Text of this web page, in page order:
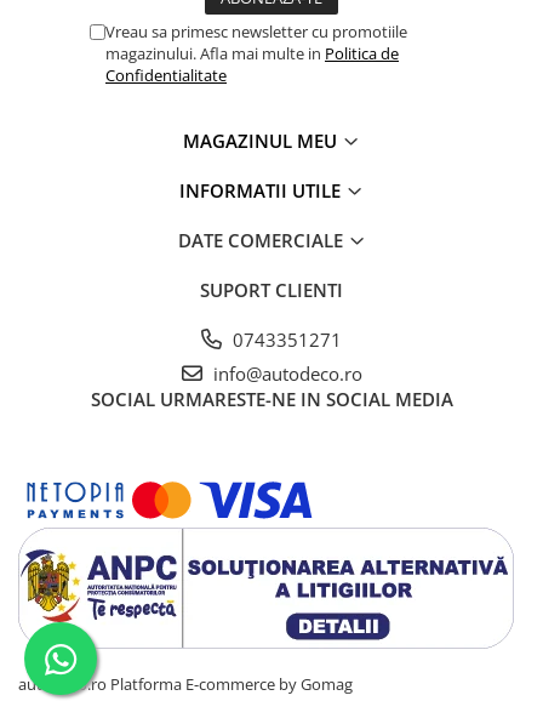
STICKERE PENTRU CAPOTA
STICKERE PENTRU LATERALE
STICKERE PERSONALIZATE
STICKERE UTILAJE AGRICOLE
VANATOARE - PESCUIT
ECHIPAMENT DE LUCRU
PERSONALIZAT
BANNERE PERSONALIZATE
TRICOURI PERSONALIZATE
TRICOURI MĂRCI AUTO
TRICOURI AUDI
TRICOURI BMW
TRICOURI DACIA
TRICOURI FORD
Vreau sa primesc newsletter cu promotiile
magazinului. Afla mai multe in Politica de
Confidentialitate
MAGAZINUL MEU
INFORMATII UTILE
DATE COMERCIALE
SUPORT CLIENTI
0743351271
info@autodeco.ro
SOCIAL URMARESTE-NE IN SOCIAL MEDIA
autodeco.ro Platforma E-commerce by Gomag